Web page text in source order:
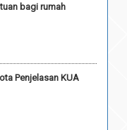
bagi rumah
Penjelasan KUA